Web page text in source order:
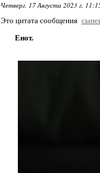
Четверг, 17 Августа 2023 г.
Это цитата сообщения
Енот.